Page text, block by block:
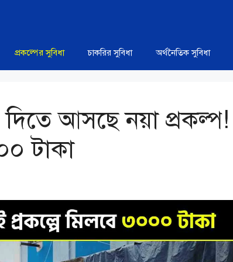
প্রকল্পের সুবিধা চাকরির সুবিধা অর্থনৈতিক সুবিধা
দিতে আসছে নয়া প্রকল্প!
টাকা